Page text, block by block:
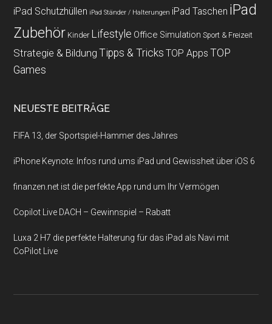
iPad Schutzhüllen iPad Ständer / Halterungen iPad Taschen iPad
Zubehör Kinder Lifestyle Office Simulation Sport & Freizeit
Strategie & Bildung Tipps & Tricks TOP Apps TOP
Games
NEUESTE BEITRÄGE
FIFA 13, der Sportspiel-Hammer des Jahres
iPhone Keynote: Infos rund ums iPad und Gewissheit über iOS 6
finanzen.net ist die perfekte App rund um Ihr Vermögen
Copilot Live DACH – Gewinnspiel – Rabatt
Luxa 2 H7 die perfekte Halterung für das iPad als Navi mit
CoPilot Live